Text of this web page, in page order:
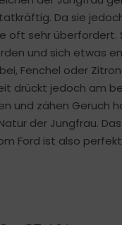
Da sie
oft sehr überfordert.
und sich etwas
Fenchel oder
drückt jedoch am
und zähen Geruch
der Jungfrau.
Ford ist also